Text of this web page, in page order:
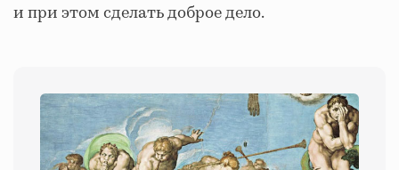
и при этом сделать доброе дело.